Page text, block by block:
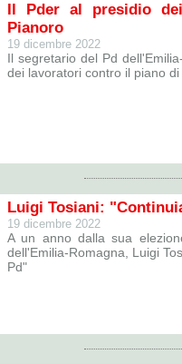
Il Pder al presidio
Pianoro
19 dicembre 2022
Il segretario del Pd
dei lavoratori contro il piano
Luigi Tosiani:
19 dicembre 2022
A un anno dalla sua
dell'Emilia-Romagna, Luigi
Pd"